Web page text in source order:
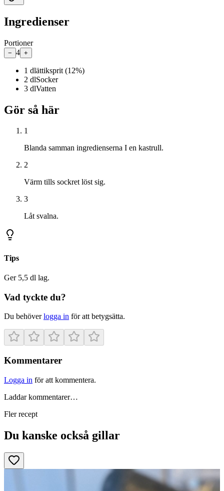
Ingredienser
Portioner
− 4 +
1 dlättiksprit (12%)
2 dlSocker
3 dlVatten
Gör så här
1
Blanda samman ingredienserna I en kastrull.
2
Värm tills sockret löst sig.
3
Låt svalna.
Tips
Ger 5,5 dl lag.
Vad tyckte du?
Du behöverlogga in för att betygsätta.
Kommentarer
Logga in för att kommentera.
Laddar kommentarer…
Fler recept
Du kanske också gillar